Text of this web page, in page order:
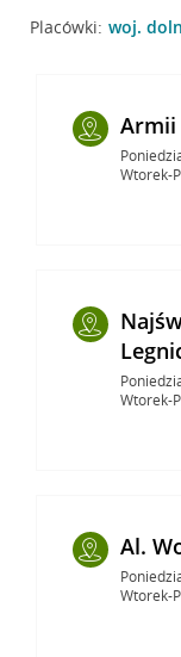
Placówki: woj.
Armii
Wtorek-
Wtorek-
Al.
Wtorek-